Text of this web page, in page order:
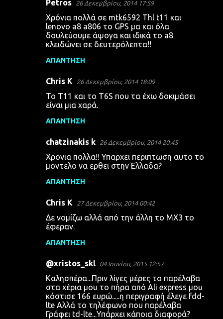
Petros 26 Δεκεμβρίου, 2014 17:59
Χρόνια πολλά σε mtk6592 Thl t11 και
lenovo a8 a806 το GPS μα και όλα
δουλεύουμε άψογα και ιδικά το a8
κλειδώνει σε δευτερόλεπτα!!
ΑΠΆΝΤΗΣΗ
Chris K 26 Δεκεμβρίου, 2014 18:09
Το Τ11 και το Τ6S που τα έχω δοκιμάσει
είναι μια χαρά.
ΑΠΆΝΤΗΣΗ
chatzinakis k 26 Δεκεμβρίου, 2014 20:45
Χρονια πολλα!! Υπαρχει περιπτωση αυτο το
μοντελο να ερθει στην Ελλαδα?
ΑΠΆΝΤΗΣΗ
Chris K 27 Δεκεμβρίου, 2014 00:42
Δε νομίζω αλλά από την άλλη το MX3 το
έφεραν.
ΑΠΆΝΤΗΣΗ
@xristos_skl 04 Ιουνίου, 2015 12:57
Καλησπέρα...Πριν λίγες μέρες το παρέλαβα
στα χέρια μου το πήρα από Ali express μου
κόστισε 166 ευρώ.....η περιγραφή έλεγε fdd-
lte Αλλά το τηλέφωνο που παρέλαβα
Γράφει td-lte...Υπάρχει κάποια διαφορά?